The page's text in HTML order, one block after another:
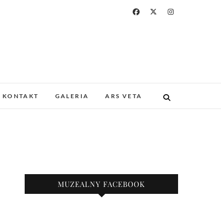
i Drukarstwa w
KONTAKT GALERIA ARS VETA
MUZEALNY FACEBOOK